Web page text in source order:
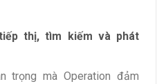
thị, tìm kiếm và phát
trọng mà Operation đảm